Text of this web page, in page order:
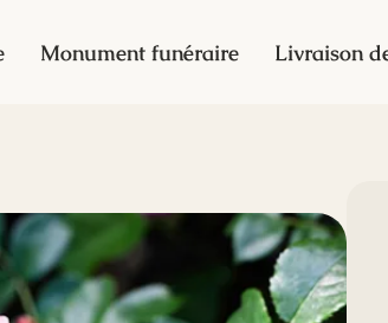
Monument funéraire Livraison